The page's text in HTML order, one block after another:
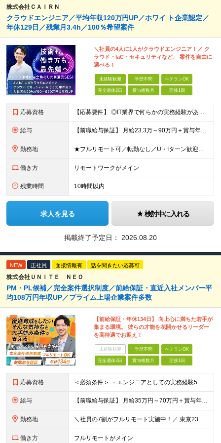
株式会社ＣＡＩＲＮ
クラウドエンジニア／平均年収120万円UP／ホワイ ト企業認定／
年休129日／残業月3.4h／100％希望案件
＼社員の4人に1人がクラウドエンジニア！／ ク
ラウド・IaC・セキュリティなど、 案件を自由に
選べる！
未経験歓迎 学歴不問 ベテランOK
完全週休2日 賞与複数月 面接1回
応募資格 【応募要件】 ◎IT業界で何らかの実務経験がある方 └2～3ヶ月の実務経験のある方は歓迎します！ 例）PCキッティングやモバイル通信基地局の業務経験者など インフラエンジニアとして経験のある方は、
給与 【前職給与保証】 月給23.3万～90万円＋賞与年2回＋インセンティブ ★年収1000万円以上の実績あり！ ※上記月給には月20～30時間分（2万9,300円～21万7,900円）の固定残業代を含み
勤務地 ★フルリモート可／転勤なし／U・Iターン歓迎★ ◎勤務地は相談の上、ご自宅近くに調整します！ 【勤務地】 本社、または東京／埼玉／千葉／神奈川／愛知／仙台のクライアント先 ◎完全在宅（フルリモート）
働き方 リモートワークがメイン
残業時間 10時間以内
求人を見る 検討中に入れる
掲載終了予定日： 2026.08.20
NEW 正社員 面接情報有 話を聞きたい応募可
株式会社ＵＮＩＴＥ ＮＥＯ
PM・PL候補／完全案件選択制度／前給保証・直近入社メンバー平
均108万円年収UP／プライム上場企業案件多数
【前給保証・年休134日】 向上心に満ちた若手が
集まる環境。 彼らの才能を花開かせるリーダー
を高待遇でお迎え！
未経験歓迎 学歴不問 ベテランOK
完全週休2日 賞与複数月 面接1回
応募資格 ＜必須条件＞ ・エンジニアとしての実務経験5年以上 ＜尚可条件＞ ・PM、PL経験 ・後輩指導やチームリーダーなど、何らかのリード経験 ※リーダー未経験の方のご応募も大歓迎です！ポテンシャル採用を
給与 【前職給与保証】 月給35万円～70万円＋賞与年2回＋各種手当 ※前職の給与・スキル・経験を考慮の上、決定いたします。 ※月給には固定残業代（月30時間分／5万円～10万円）を含みます。超過分は別途
勤務地 ＼社員の7割がフルリモート実施中！／ 東京23区内など1都3県を中心としたプロジェクト先での勤務となります。 ※勤務地は希望を考慮します ≪本社≫ 東京都渋谷区恵比寿南1丁目3番7号 隅越ビル5階
働き方 フルリモートがメイン